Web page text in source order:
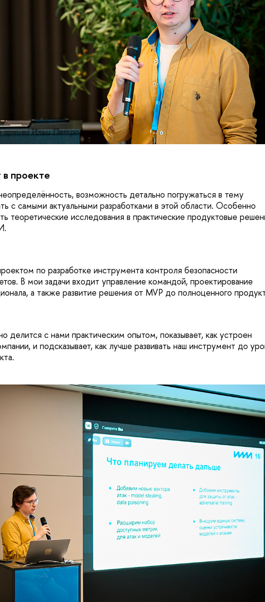
архива Ильи Петрованова
проекте
возможность детально погружаться в тему
с самыми актуальными разработками в этой области. Особенно
теоретические исследования в практические продуктовые
по разработке инструмента контроля безопасности
В мои задачи входит управление командой, проектирование
а также развитие решения от MVP до полноценного
делится с нами практическим опытом, показывает, как устроен
и подсказывает, как лучше развивать наш инструмент до